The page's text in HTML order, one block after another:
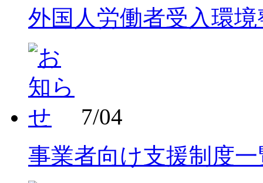
外国人労働者受入環
7/04
事業者向け支援制度